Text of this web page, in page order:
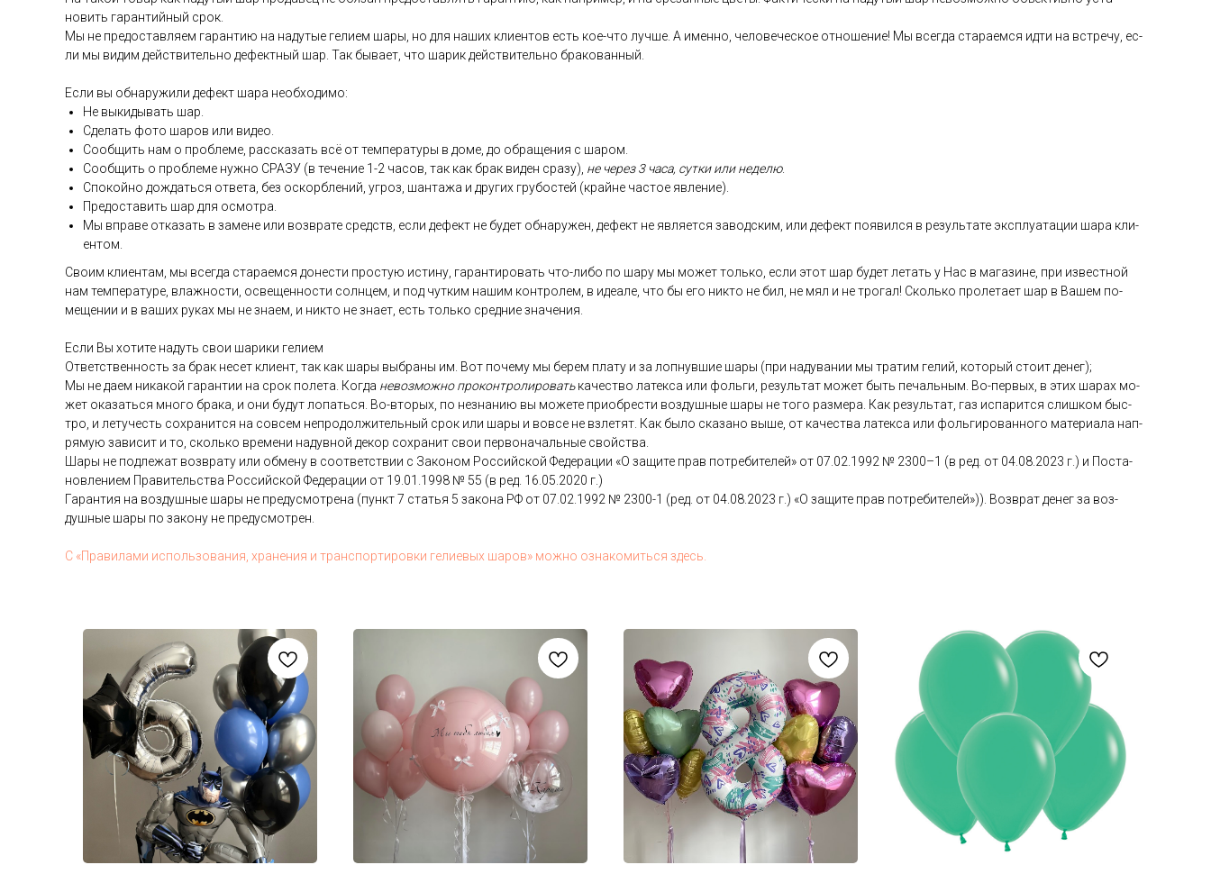
новить га­ран­тий­ный срок.
Мы не пре­дос­тавля­ем га­ран­тию на на­дутые ге­ли­ем ша­ры, но для на­ших кли­ен­тов есть кое-что луч­ше. А имен­но, че­лове­чес­кое от­но­шение! Мы всег­да ста­ра­ем­ся ид­ти на встре­чу, ес­
ли мы ви­дим дей­стви­тель­но де­фек­тный шар. Так бы­ва­ет, что ша­рик дей­стви­тель­но бра­кован­ный.
Ес­ли вы об­на­ружи­ли де­фект ша­ра не­об­хо­димо:
Не вы­киды­вать шар.
Сде­лать фо­то ша­ров или ви­део.
Со­об­щить нам о проб­ле­ме, рас­ска­зать всё от тем­пе­рату­ры в до­ме, до об­ра­щения с ша­ром.
Со­об­щить о проб­ле­ме нуж­но СРА­ЗУ (в те­чение 1-2 ча­сов, так как брак ви­ден сра­зу), не че­рез 3 ча­са, сут­ки или не­делю.
Спо­кой­но дож­дать­ся от­ве­та, без ос­кор­бле­ний, уг­роз, шан­та­жа и дру­гих гру­бос­тей (край­не час­тое яв­ле­ние).
Пре­дос­та­вить шар для ос­мотра.
Мы впра­ве от­ка­зать в за­мене или воз­вра­те средств, ес­ли де­фект не бу­дет об­на­ружен, де­фект не яв­ля­ет­ся за­вод­ским, или де­фект по­явил­ся в ре­зуль­та­те экс­плу­ата­ции ша­ра кли­
ен­том.
Сво­им кли­ен­там, мы всег­да ста­ра­ем­ся до­нес­ти прос­тую ис­ти­ну, га­ран­ти­ровать что-ли­бо по ша­ру мы мо­жет толь­ко, ес­ли этот шар бу­дет ле­тать у Нас в ма­гази­не, при из­вес­тной
нам тем­пе­рату­ре, влаж­ности, ос­ве­щен­ности сол­нцем, и под чут­ким на­шим кон­тро­лем, в иде­але, что бы его ник­то не бил, не мял и не тро­гал! Сколь­ко про­лета­ет шар в Ва­шем по­
меще­нии и в ва­ших ру­ках мы не зна­ем, и ник­то не зна­ет, есть толь­ко сред­ние зна­чения.
Ес­ли Вы хо­тите на­дуть свои ша­рики ге­ли­ем
От­ветс­твен­ность за брак не­сет кли­ент, так как ша­ры выб­ра­ны им. Вот по­чему мы бе­рем пла­ту и за лоп­нувшие ша­ры (при на­дува­нии мы тра­тим ге­лий, ко­торый сто­ит де­нег);
Мы не да­ем ни­какой га­ран­тии на срок по­лета. Ког­да не­воз­можно про­кон­тро­лиро­ватька­чес­тво ла­тек­са или фоль­ги, ре­зуль­тат мо­жет быть пе­чаль­ным. Во-пер­вых, в этих ша­рах мо­
жет ока­зать­ся мно­го бра­ка, и они бу­дут ло­пать­ся. Во-вто­рых, по нез­на­нию вы мо­жете при­об­рести воз­душные ша­ры не то­го раз­ме­ра. Как ре­зуль­тат, газ ис­па­рит­ся слиш­ком быс­
тро, и ле­тучесть сох­ра­нит­ся на сов­сем неп­ро­дол­жи­тель­ный срок или ша­ры и вов­се не взле­тят. Как бы­ло ска­зано вы­ше, от ка­чес­тва ла­тек­са или фоль­ги­рован­но­го ма­тери­ала нап­
ря­мую за­висит и то, сколь­ко вре­мени на­дув­ной де­кор сох­ра­нит свои пер­во­началь­ные свой­ства.
Ша­ры не под­ле­жат воз­вра­ту или об­ме­ну в со­от­ветс­твии с За­коном Рос­сий­ской Фе­дера­ции «О за­щите прав пот­ре­бите­лей» от 07.02.1992 № 2300–1 (в ред. от 04.08.2023 г.) и Пос­та­
нов­ле­ни­ем Пра­витель­ства Рос­сий­ской Фе­дера­ции от 19.01.1998 № 55 (в ред. 16.05.2020 г.)
Га­ран­тия на воз­душные ша­ры не пре­дус­мотре­на (пункт 7 статья 5 за­кона РФ от 07.02.1992 № 2300-1 (ред. от 04.08.2023 г.) «О за­щите прав пот­ре­бите­лей»)). Воз­врат де­нег за воз­
душные ша­ры по за­кону не пре­дус­мотрен.
С «Пра­вила­ми ис­поль­зо­вания, хра­нения и тран­спор­ти­ров­ки ге­ли­евых ша­ров» мож­но оз­на­комить­ся здесь.